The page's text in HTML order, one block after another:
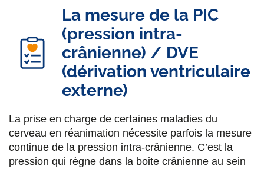
La mesure de la PIC
(pression intra-
crânienne) / DVE
(dérivation ventriculaire
externe)
La prise en charge de certaines maladies du
cerveau en réanimation nécessite parfois la mesure
continue de la pression intra-crânienne. C’est la
pression qui règne dans la boite crânienne au sein